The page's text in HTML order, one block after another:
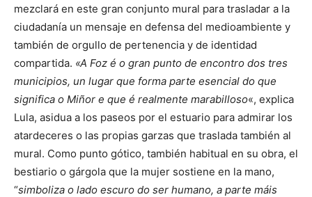
mezclará en este gran conjunto mural para trasladar a la
ciudadanía un mensaje en defensa del medioambiente y
también de orgullo de pertenencia y de identidad
compartida. «A Foz é o gran punto de encontro dos tres
municipios, un lugar que forma parte esencial do que
significa o Miñor e que é realmente marabilloso«, explica
Lula, asidua a los paseos por el estuario para admirar los
atardeceres o las propias garzas que traslada también al
mural. Como punto gótico, también habitual en su obra, el
bestiario o gárgola que la mujer sostiene en la mano,
“simboliza o lado escuro do ser humano, a parte máis